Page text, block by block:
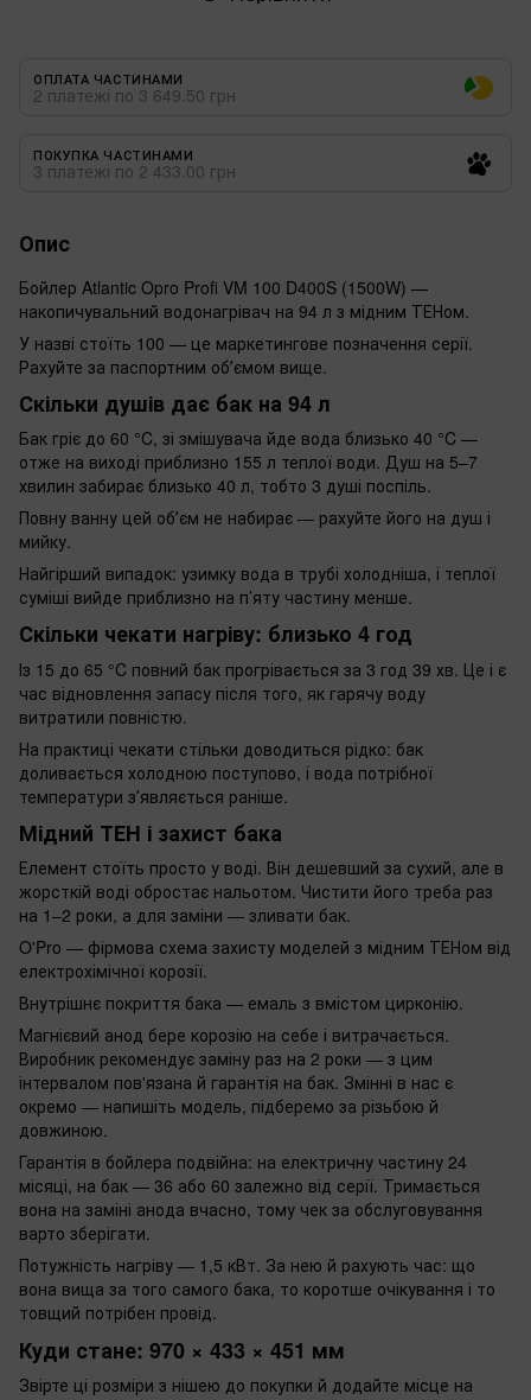
ОПЛАТА ЧАСТИНАМИ
2 платежі по 3 649.50 грн
ПОКУПКА ЧАСТИНАМИ
3 платежі по 2 433.00 грн
Опис
Бойлер Atlantic Opro Profi VM 100 D400S (1500W) —
накопичувальний водонагрівач на 94 л з мідним ТЕНом.
У назві стоїть 100 — це маркетингове позначення серії.
Рахуйте за паспортним обʼємом вище.
Скільки душів дає бак на 94 л
Бак гріє до 60 °C, зі змішувача йде вода близько 40 °C —
отже на виході приблизно 155 л теплої води. Душ на 5–7
хвилин забирає близько 40 л, тобто 3 душі поспіль.
Повну ванну цей обʼєм не набирає — рахуйте його на душ і
мийку.
Найгірший випадок: узимку вода в трубі холодніша, і теплої
суміші вийде приблизно на п’яту частину менше.
Скільки чекати нагріву: близько 4 год
Із 15 до 65 °C повний бак прогрівається за 3 год 39 хв. Це і є
час відновлення запасу після того, як гарячу воду
витратили повністю.
На практиці чекати стільки доводиться рідко: бак
доливається холодною поступово, і вода потрібної
температури зʼявляється раніше.
Мідний ТЕН і захист бака
Елемент стоїть просто у воді. Він дешевший за сухий, але в
жорсткій воді обростає нальотом. Чистити його треба раз
на 1–2 роки, а для заміни — зливати бак.
O'Pro — фірмова схема захисту моделей з мідним ТЕНом від
електрохімічної корозії.
Внутрішнє покриття бака — емаль з вмістом цирконію.
Магнієвий анод бере корозію на себе і витрачається.
Виробник рекомендує заміну раз на 2 роки — з цим
інтервалом пов'язана й гарантія на бак. Змінні в нас є
окремо — напишіть модель, підберемо за різьбою й
довжиною.
Гарантія в бойлера подвійна: на електричну частину 24
місяці, на бак — 36 або 60 залежно від серії. Тримається
вона на заміні анода вчасно, тому чек за обслуговування
варто зберігати.
Потужність нагріву — 1,5 кВт. За нею й рахують час: що
вона вища за того самого бака, то коротше очікування і то
товщий потрібен провід.
Куди стане: 970 × 433 × 451 мм
Звірте ці розміри з нішею до покупки й додайте місце на